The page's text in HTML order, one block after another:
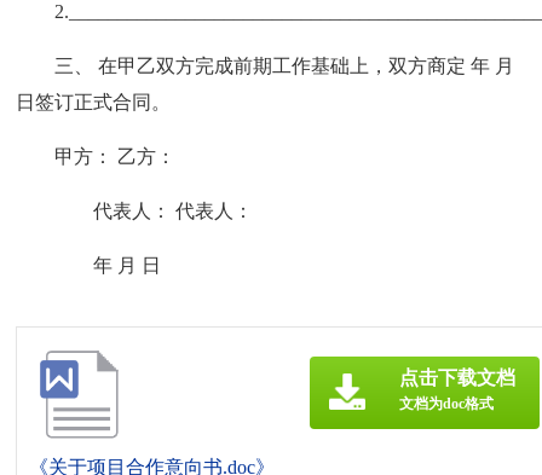
三、 在甲乙双方完成前期工作基础上，双方商定 年 月
日签订正式合同。
甲方： 乙方：
代表人： 代表人：
年 月 日
《关于项目合作意向书.doc》
点击下载文档
文档为doc格式